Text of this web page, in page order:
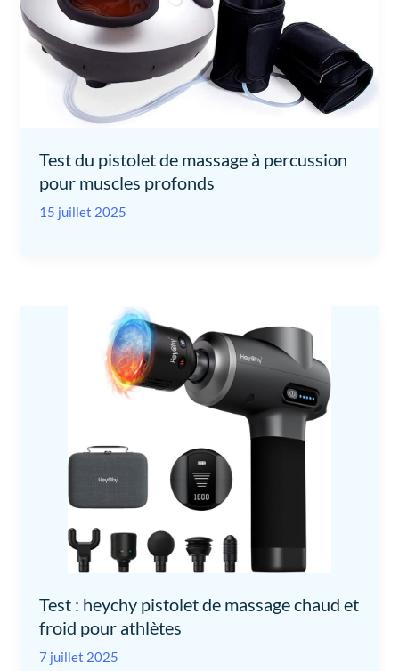
Test du pistolet de massage à percussion
pour muscles profonds
15 juillet 2025
Test : heychy pistolet de massage chaud et
froid pour athlètes
7 juillet 2025